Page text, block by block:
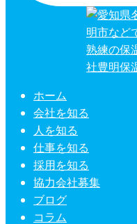
ホーム
会社を知る
人を知る
仕事を知る
採用を知る
協力会社募集
ブログ
コラム